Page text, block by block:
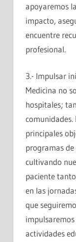
apoyaremos
impacto,
encuentre
profesional.
3.- Impulsar
Medicina no
hospitales;
comunidades.
principales
programas
cultivando
paciente
en las
que
actividades